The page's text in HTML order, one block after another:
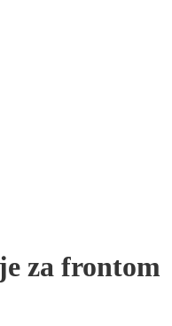
za frontom